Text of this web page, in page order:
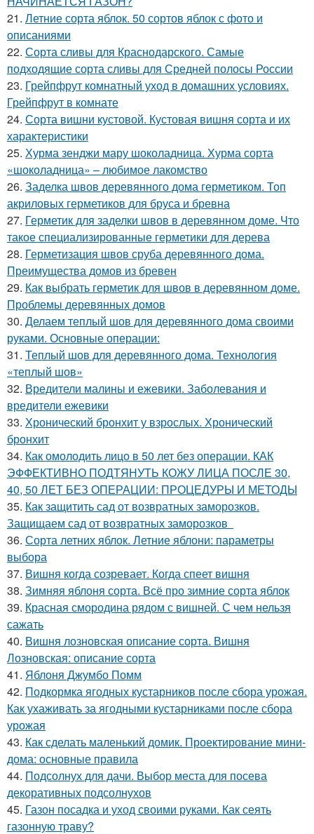
21. Летние сорта яблок. 50 сортов яблок с фото и
описаниями
22. Сорта сливы для Краснодарского. Самые
подходящие сорта сливы для Средней полосы России
23. Грейпфрут комнатный уход в домашних условиях.
Грейпфрут в комнате
24. Сорта вишни кустовой. Кустовая вишня сорта и их
характеристики
25. Хурма зенджи мару шоколадница. Хурма сорта
«шоколадница» – любимое лакомство
26. Заделка швов деревянного дома герметиком. Топ
акриловых герметиков для бруса и бревна
27. Герметик для заделки швов в деревянном доме. Что
такое специализированные герметики для дерева
28. Герметизация швов сруба деревянного дома.
Преимущества домов из бревен
29. Как выбрать герметик для швов в деревянном доме.
Проблемы деревянных домов
30. Делаем теплый шов для деревянного дома своими
руками. Основные операции:
31. Теплый шов для деревянного дома. Технология
«теплый шов»
32. Вредители малины и ежевики. Заболевания и
вредители ежевики
33. Хронический бронхит у взрослых. Хронический
бронхит
34. Как омолодить лицо в 50 лет без операции. КАК
ЭФФЕКТИВНО ПОДТЯНУТЬ КОЖУ ЛИЦА ПОСЛЕ 30,
40, 50 ЛЕТ БЕЗ ОПЕРАЦИИ: ПРОЦЕДУРЫ И МЕТОДЫ
35. Как защитить сад от возвратных заморозков.
Защищаем сад от возвратных заморозков
36. Сорта летних яблок. Летние яблони: параметры
выбора
37. Вишня когда созревает. Когда спеет вишня
38. Зимняя яблоня сорта. Всё про зимние сорта яблок
39. Красная смородина рядом с вишней. С чем нельзя
сажать
40. Вишня лозновская описание сорта. Вишня
Лозновская: описание сорта
41. Яблоня Джумбо Помм
42. Подкормка ягодных кустарников после сбора урожая.
Как ухаживать за ягодными кустарниками после сбора
урожая
43. Как сделать маленький домик. Проектирование мини-
дома: основные правила
44. Подсолнух для дачи. Выбор места для посева
декоративных подсолнухов
45. Газон посадка и уход своими руками. Как сеять
газонную траву?